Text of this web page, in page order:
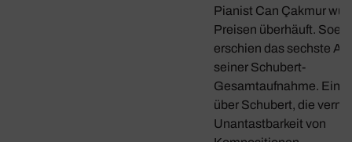
Pianist Can Çakmur
Preisen überhäuft.
erschien das sechste
seiner Schubert-
Gesamtaufnahme. Ein
über Schubert, die
Unantastbarkeit von